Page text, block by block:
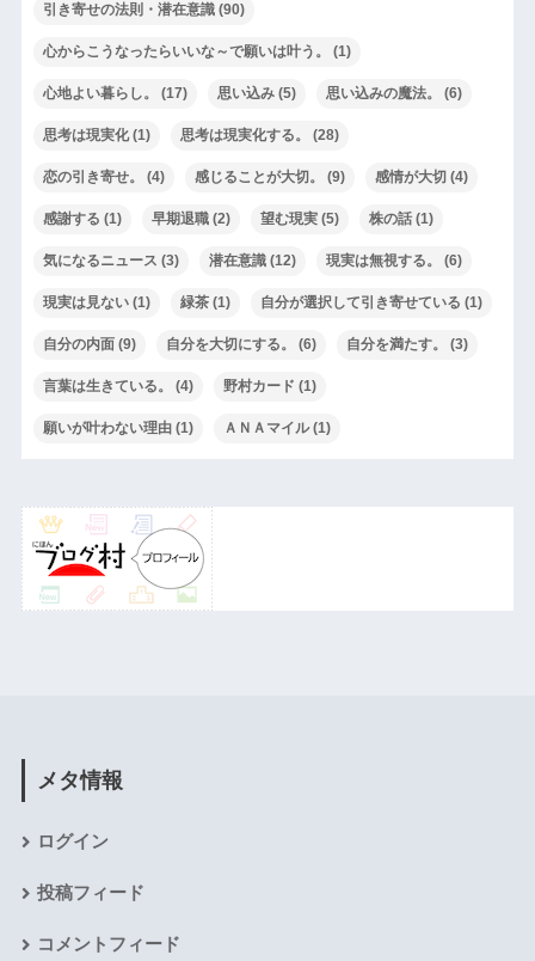
引き寄せの法則・潜在意識(90)
心からこうなったらいいな～で願いは叶う。 (1)
心地よい暮らし。 (17) 思い込み(5) 思い込みの魔法。 (6)
思考は現実化(1) 思考は現実化する。 (28)
恋の引き寄せ。 (4) 感じることが大切。 (9) 感情が大切 (4)
感謝する (1) 早期退職(2) 望む現実(5) 株の話(1)
気になるニュース (3) 潜在意識(12) 現実は無視する。 (6)
現実は見ない(1) 緑茶(1) 自分が選択して引き寄せている (1)
自分の内面(9) 自分を大切にする。 (6) 自分を満たす。 (3)
言葉は生きている。 (4) 野村カード (1)
願いが叶わない理由(1) ＡＮＡマイル(1)
メタ情報
ログイン
投稿フィード
コメントフィード